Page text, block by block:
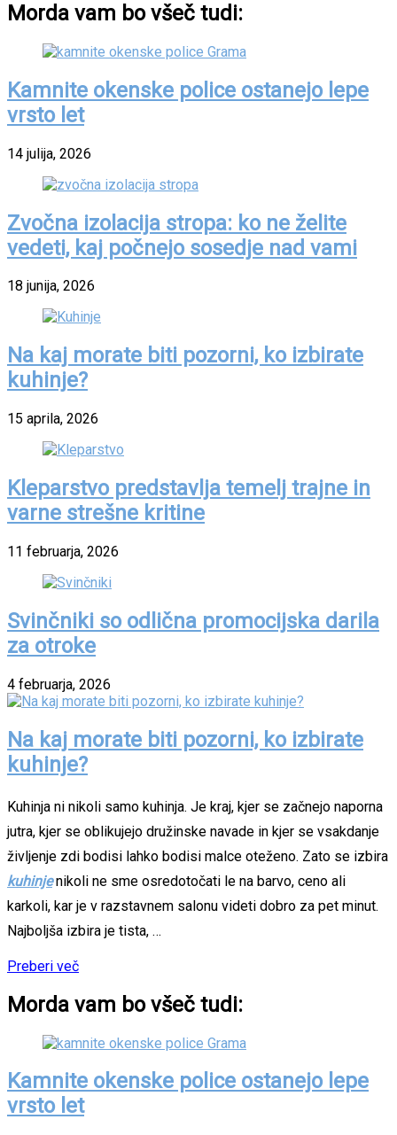
Morda vam bo všeč tudi:
Kamnite okenske police ostanejo lepe
vrsto let
14 julija, 2026
Zvočna izolacija stropa: ko ne želite
vedeti, kaj počnejo sosedje nad vami
18 junija, 2026
Na kaj morate biti pozorni, ko izbirate
kuhinje?
15 aprila, 2026
Kleparstvo predstavlja temelj trajne in
varne strešne kritine
11 februarja, 2026
Svinčniki so odlična promocijska darila
za otroke
4 februarja, 2026
Na kaj morate biti pozorni, ko izbirate
kuhinje?
Kuhinja ni nikoli samo kuhinja. Je kraj, kjer se začnejo naporna
jutra, kjer se oblikujejo družinske navade in kjer se vsakdanje
življenje zdi bodisi lahko bodisi malce oteženo. Zato se izbira
kuhinjenikoli ne sme osredotočati le na barvo, ceno ali
karkoli, kar je v razstavnem salonu videti dobro za pet minut.
Najboljša izbira je tista, …
Preberi več
Morda vam bo všeč tudi:
Kamnite okenske police ostanejo lepe
vrsto let